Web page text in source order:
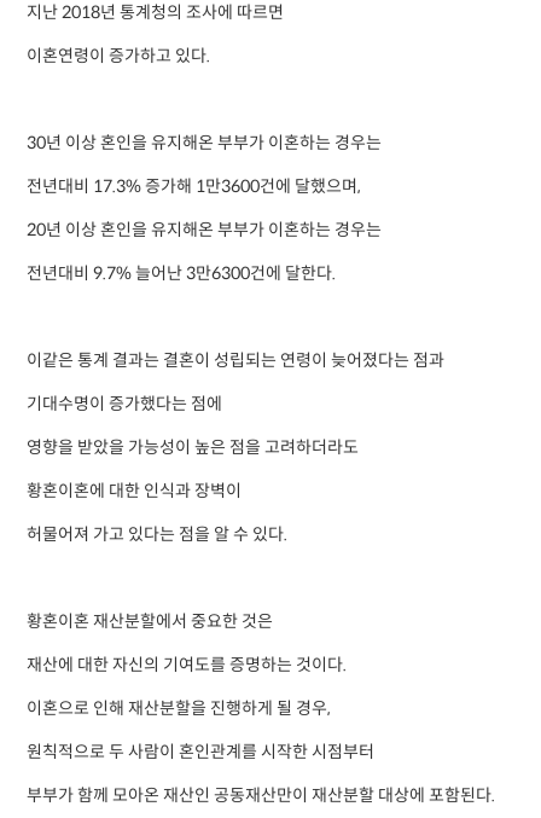
지난 2018년 통계청의 조사에 따르면
이혼연령이 증가하고 있다.
30년 이상 혼인을 유지해온 부부가 이혼하는 경우는
전년대비 17.3% 증가해 1만3600건에 달했으며,
20년 이상 혼인을 유지해온 부부가 이혼하는 경우는
전년대비 9.7% 늘어난 3만6300건에 달한다.
이같은 통계 결과는 결혼이 성립되는 연령이 늦어졌다는 점과
기대수명이 증가했다는 점에
영향을 받았을 가능성이 높은 점을 고려하더라도
황혼이혼에 대한 인식과 장벽이
허물어져 가고 있다는 점을 알 수 있다.
황혼이혼 재산분할에서 중요한 것은
재산에 대한 자신의 기여도를 증명하는 것이다.
이혼으로 인해 재산분할을 진행하게 될 경우,
원칙적으로 두 사람이 혼인관계를 시작한 시점부터
부부가 함께 모아온 재산인 공동재산만이 재산분할 대상에 포함된다.